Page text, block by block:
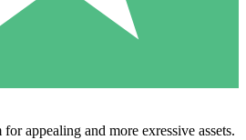
appealing and more exressive assets.